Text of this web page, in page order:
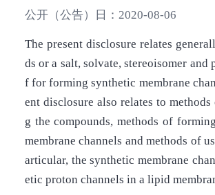
公开（公告）日： 2020-08-06
The present disclosure relates
ds or a salt, solvate, stereoisomer and
f for forming synthetic membrane
ent disclosure also relates to
g the compounds, methods of
membrane channels and methods of
articular, the synthetic membrane
etic proton channels in a lipid